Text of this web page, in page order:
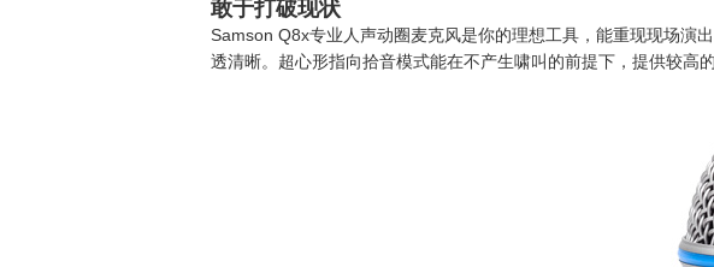
敢于打破现状
Samson Q8x专业人声动圈麦克风是你的理想工具，能重现现场演
透清晰。超心形指向拾音模式能在不产生啸叫的前提下，提供较高